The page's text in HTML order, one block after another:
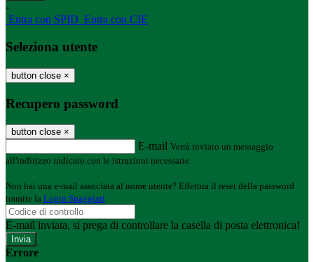
-
Entra con SPID Entra con CIE
Seleziona utente
button close ×
Recupero password
button close ×
E-mail Verrà inviato un messaggio
all'indirizzo indicato con le istruzioni necessarie.
Non hai una e-mail associata al nome utente? Effettua il reset della password
tramite la Login Spaggiari
E-mail inviata, si prega di controllare la casella di posta elettronica!
Errore